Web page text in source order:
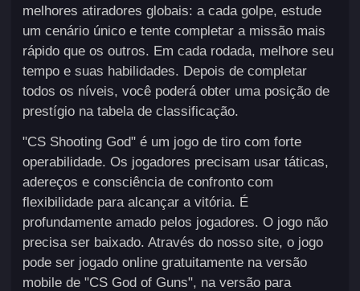
melhores atiradores globais: a cada golpe, estude
um cenário único e tente completar a missão mais
rápido que os outros. Em cada rodada, melhore seu
tempo e suas habilidades. Depois de completar
todos os níveis, você poderá obter uma posição de
prestígio na tabela de classificação.
"CS Shooting God" é um jogo de tiro com forte
operabilidade. Os jogadores precisam usar táticas,
adereços e consciência de confronto com
flexibilidade para alcançar a vitória. É
profundamente amado pelos jogadores. O jogo não
precisa ser baixado. Através do nosso site, o jogo
pode ser jogado online gratuitamente na versão
mobile de "CS God of Guns", na versão para